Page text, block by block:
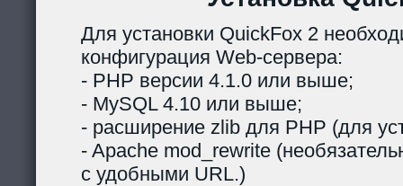
Для установки QuickFox 2
конфигурация Web-сервера:
- PHP версии 4.1.0 или выше;
- MySQL 4.10 или выше;
- расширение zlib для PHP (для
- Apache mod_rewrite
с удобными URL.)